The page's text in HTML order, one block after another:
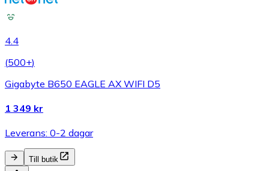
4.4
(500+)
Gigabyte B650 EAGLE AX WIFI D5
1 349 kr
Leverans: 0-2 dagar
Till butik